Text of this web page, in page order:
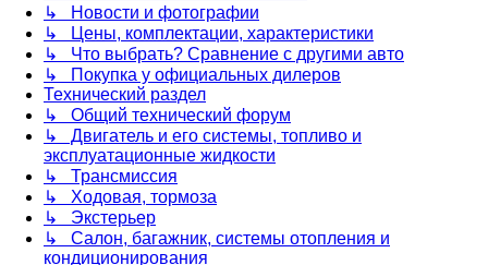
↳ Новости и фотографии
↳ Цены, комплектации, характеристики
↳ Что выбрать? Сравнение с другими авто
↳ Покупка у официальных дилеров
Технический раздел
↳ Общий технический форум
↳ Двигатель и его системы, топливо и
эксплуатационные жидкости
↳ Трансмиссия
↳ Ходовая, тормоза
↳ Экстерьер
↳ Салон, багажник, системы отопления и
кондиционирования